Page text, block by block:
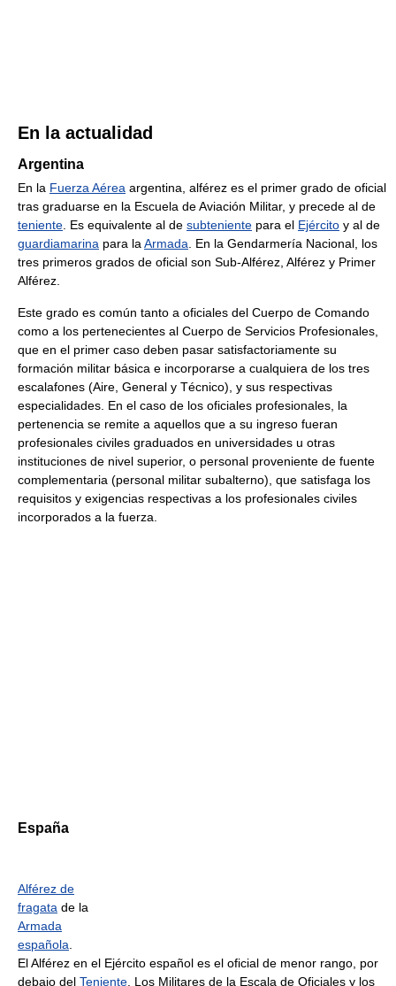
En la actualidad
Argentina
En la Fuerza Aérea argentina, alférez es el primer grado de oficial
tras graduarse en la Escuela de Aviación Militar, y precede al de
teniente . Es equivalente al de subteniente para el Ejército y al de
guardiamarina para la Armada . En la Gendarmería Nacional, los
tres primeros grados de oficial son Sub-Alférez, Alférez y Primer
Alférez.
Este grado es común tanto a oficiales del Cuerpo de Comando
como a los pertenecientes al Cuerpo de Servicios Profesionales,
que en el primer caso deben pasar satisfactoriamente su
formación militar básica e incorporarse a cualquiera de los tres
escalafones (Aire, General y Técnico), y sus respectivas
especialidades. En el caso de los oficiales profesionales, la
pertenencia se remite a aquellos que a su ingreso fueran
profesionales civiles graduados en universidades u otras
instituciones de nivel superior, o personal proveniente de fuente
complementaria (personal militar subalterno), que satisfaga los
requisitos y exigencias respectivas a los profesionales civiles
incorporados a la fuerza.
España
Alférez de
fragata de la
Armada
española
El Alférez en el Ejército español es el oficial de menor rango, por
debajo del Teniente . Los Militares de la Escala de Oficiales y los